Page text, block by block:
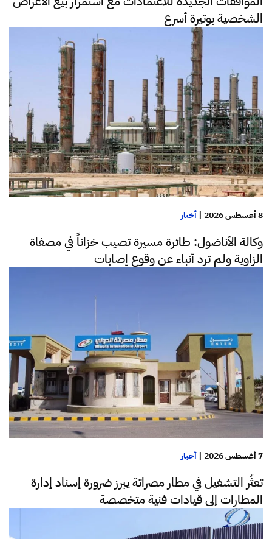
الشخصية بوتيرة أسرع
8 أغسطس 2026 | أخبار
وكالة الأناضول: طائرة مسيرة تصيب خزاناً في مصفاة
الزاوية ولم ترد أنباء عن وقوع إصابات
7 أغسطس 2026 | أخبار
تعثُر التشغيل في مطار مصراتة يبرز ضرورة إسناد إدارة
المطارات إلى قيادات فنية متخصصة